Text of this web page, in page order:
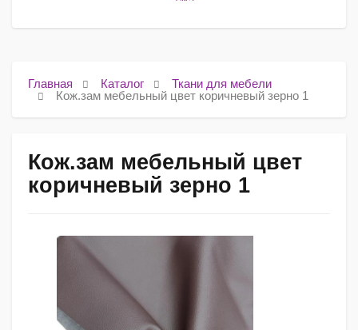
Главная Каталог
Ткани для мебели
Кож.зам мебельный цвет коричневый зерно 1
Кож.зам мебельный цвет
коричневый зерно 1